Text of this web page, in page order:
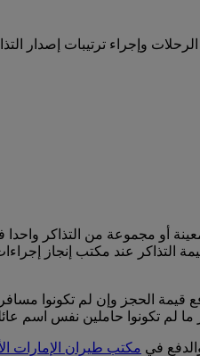
وإجراء ترتيبات إصدار
أو مجموعة من التذاكر
التذاكر عند مكتب إنجاز
قيمة الحجز وإن لم تكونوا
ما لم تكونوا حاملين نفس اسم
في مكتب طيران الإمارات